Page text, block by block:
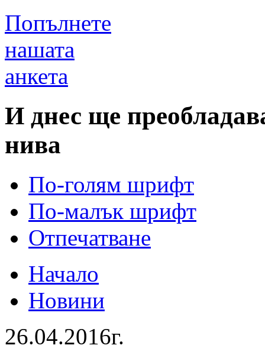
Попълнете
нашата
анкета
И днес ще
нива
По-голям шрифт
По-малък шрифт
Отпечатване
Начало
Новини
26.04.2016г.